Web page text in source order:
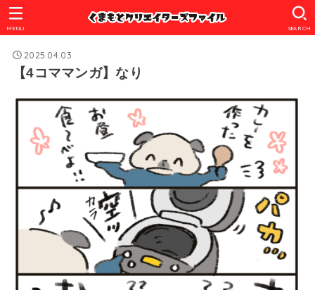
SEARCH
MENU
2025.04.03
【4コママンガ】なり